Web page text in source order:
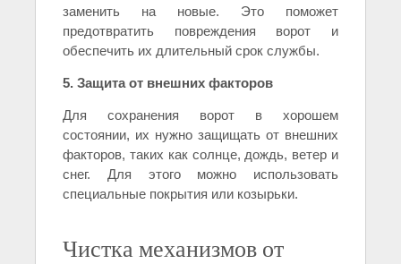
заменить на новые. Это поможет
предотвратить повреждения ворот и
обеспечить их длительный срок службы.
5. Защита от внешних факторов
Для сохранения ворот в хорошем
состоянии, их нужно защищать от внешних
факторов, таких как солнце, дождь, ветер и
снег. Для этого можно использовать
специальные покрытия или козырьки.
Чистка механизмов от